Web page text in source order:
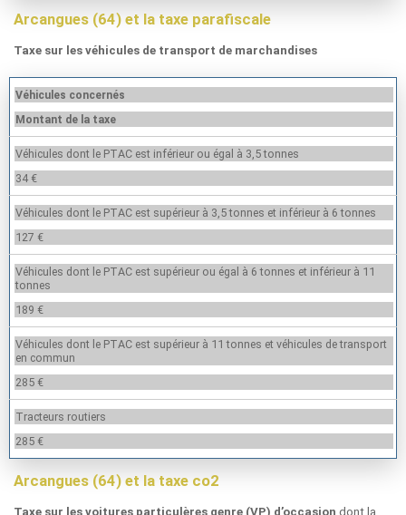
Arcangues (64) et la taxe parafiscale
Taxe sur les véhicules de transport de marchandises
Véhicules concernés
Montant de la taxe
Véhicules dont le PTAC est inférieur ou égal à 3,5 tonnes
34 €
Véhicules dont le PTAC est supérieur à 3,5 tonnes et inférieur à 6 tonnes
127 €
Véhicules dont le PTAC est supérieur ou égal à 6 tonnes et inférieur à 11
tonnes
189 €
Véhicules dont le PTAC est supérieur à 11 tonnes et véhicules de transport
en commun
285 €
Tracteurs routiers
285 €
Arcangues (64) et la taxe co2
Taxe sur les voitures particulères genre (VP) d’occasion dont la